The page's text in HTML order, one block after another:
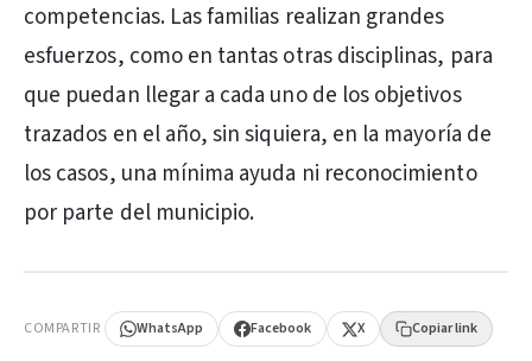
competencias. Las familias realizan grandes
esfuerzos, como en tantas otras disciplinas, para
que puedan llegar a cada uno de los objetivos
trazados en el año, sin siquiera, en la mayoría de
los casos, una mínima ayuda ni reconocimiento
por parte del municipio.
COMPARTIR WhatsApp Facebook X Copiar link